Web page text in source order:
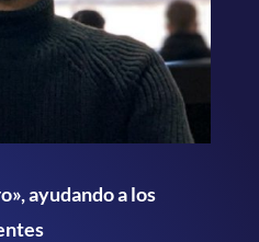
ayudando a los